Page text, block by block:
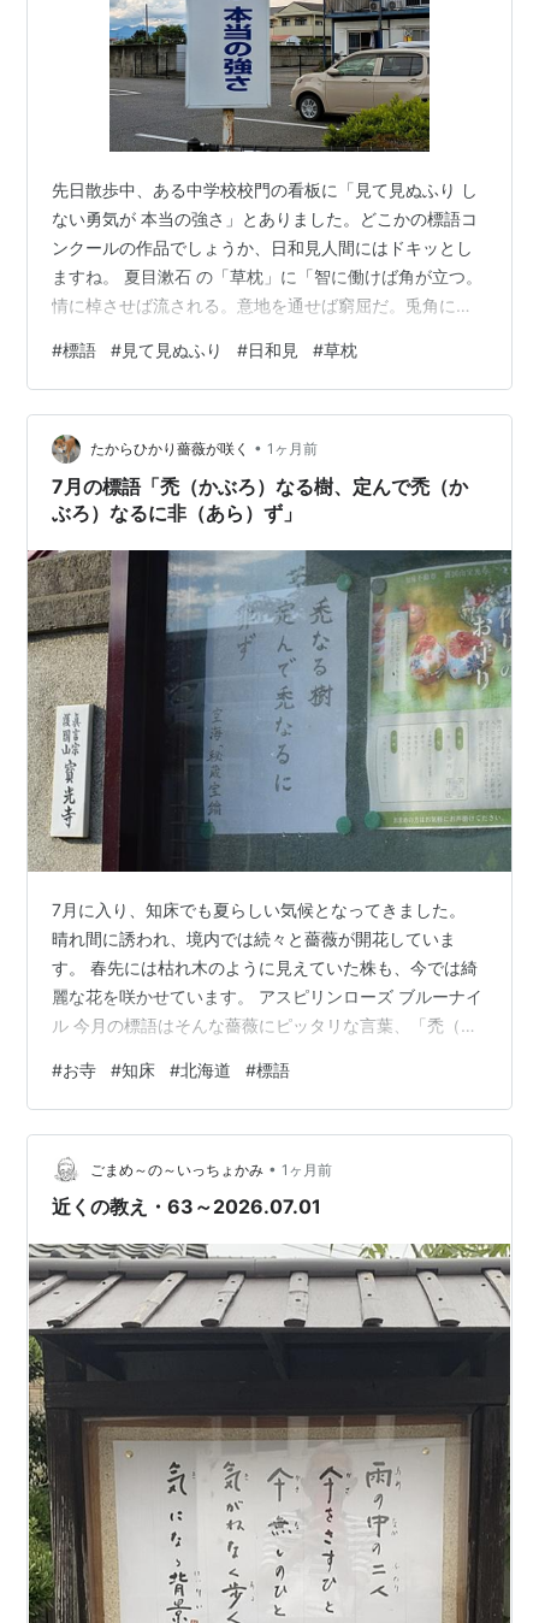
先日散歩中、ある中学校校門の看板に「見て見ぬふり し
ない勇気が 本当の強さ」とありました。どこかの標語コ
ンクールの作品でしょうか、日和見人間にはドキッとし
ますね。 夏目漱石 の「草枕」に「智に働けば角が立つ。
情に棹させば流される。意地を通せば窮屈だ。兎角に人
か・・・。 ○ ● ○ １年前の記事（2025-07-04）：本因
坊戦五番勝負第5局／一力が本因坊三連覇
#標語 #見て見ぬふり #日和見 #草枕
たからひかり薔薇が咲く • 1ヶ月前
7月の標語「禿（かぶろ）なる樹、定んで禿（か
ぶろ）なるに非（あら）ず」
7月に入り、知床でも夏らしい気候となってきました。
晴れ間に誘われ、境内では続々と薔薇が開花していま
す。 春先には枯れ木のように見えていた株も、今では綺
麗な花を咲かせています。 アスピリンローズ ブルーナイ
ル 今月の標語はそんな薔薇にピッタリな言葉、「禿（か
ず」です。 これは「枯れ木のように見える木も、ずっと
そのままの状態（＝枯れ木のような見た目）であるわけ
ではない」という意味で、弘法大師空海の言葉だと伝え
られています。知床の厳しい冬を乗り越えるために、当
寺の薔薇は強剪定を行います。 昨年の強剪定の様子→薔
#お寺 #知床 #北海道 #標語
ごまめ～の～いっちょかみ • 1ヶ月前
近くの教え・63～2026.07.01